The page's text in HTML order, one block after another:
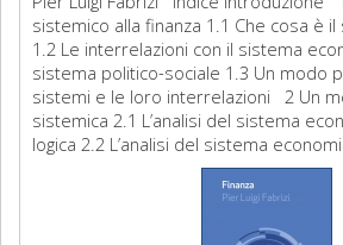
sistemico alla finanza 1.1 Che cosa è
1.2 Le interrelazioni con il sistema
sistema politico-sociale 1.3 Un modo
sistemi e le loro interrelazioni 2 Un
sistemica 2.1 L’analisi del sistema
logica 2.2 L’analisi del sistema